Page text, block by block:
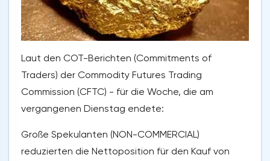
Laut den COT-Berichten (Commitments of
Traders) der Commodity Futures Trading
Commission (CFTC) - für die Woche, die am
vergangenen Dienstag endete:
Große Spekulanten (NON-COMMERCIAL)
reduzierten die Nettoposition für den Kauf von